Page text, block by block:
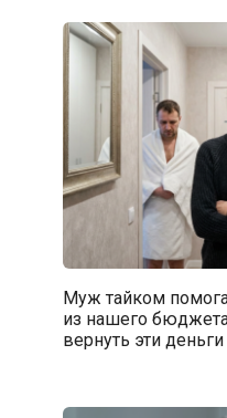
Муж тайком
из нашего
вернуть эти деньги